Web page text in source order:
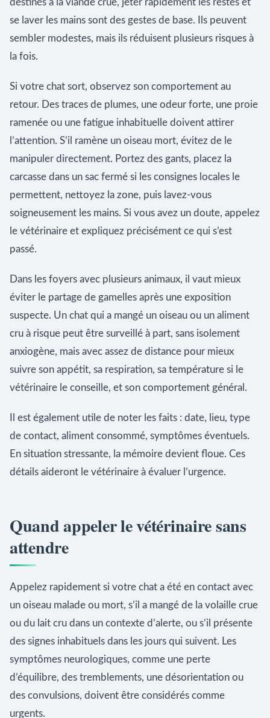
se laver les mains sont des gestes de base. Ils peuvent
sembler modestes, mais ils réduisent plusieurs risques à
la fois.
Si votre chat sort, observez son comportement au
retour. Des traces de plumes, une odeur forte, une proie
ramenée ou une fatigue inhabituelle doivent attirer
l’attention. S’il ramène un oiseau mort, évitez de le
manipuler directement. Portez des gants, placez la
carcasse dans un sac fermé si les consignes locales le
permettent, nettoyez la zone, puis lavez-vous
soigneusement les mains. Si vous avez un doute, appelez
le vétérinaire et expliquez précisément ce qui s’est
passé.
Dans les foyers avec plusieurs animaux, il vaut mieux
éviter le partage de gamelles après une exposition
suspecte. Un chat qui a mangé un oiseau ou un aliment
cru à risque peut être surveillé à part, sans isolement
anxiogène, mais avec assez de distance pour mieux
suivre son appétit, sa respiration, sa température si le
vétérinaire le conseille, et son comportement général.
Il est également utile de noter les faits : date, lieu, type
de contact, aliment consommé, symptômes éventuels.
En situation stressante, la mémoire devient floue. Ces
détails aideront le vétérinaire à évaluer l’urgence.
Quand appeler le vétérinaire sans
attendre
Appelez rapidement si votre chat a été en contact avec
un oiseau malade ou mort, s’il a mangé de la volaille crue
ou du lait cru dans un contexte d’alerte, ou s’il présente
des signes inhabituels dans les jours qui suivent. Les
symptômes neurologiques, comme une perte
d’équilibre, des tremblements, une désorientation ou
des convulsions, doivent être considérés comme
urgents.